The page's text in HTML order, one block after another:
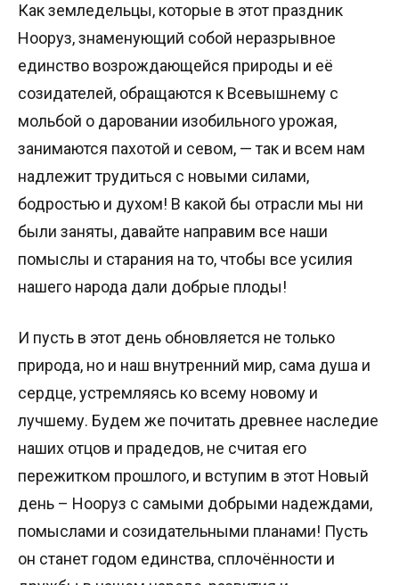
Как земледельцы, которые в этот праздник
Нооруз, знаменующий собой неразрывное
единство возрождающейся природы и её
созидателей, обращаются к Всевышнему с
мольбой о даровании изобильного урожая,
занимаются пахотой и севом, — так и всем нам
надлежит трудиться с новыми силами,
бодростью и духом! В какой бы отрасли мы ни
были заняты, давайте направим все наши
помыслы и старания на то, чтобы все усилия
нашего народа дали добрые плоды!
И пусть в этот день обновляется не только
природа, но и наш внутренний мир, сама душа и
сердце, устремляясь ко всему новому и
лучшему. Будем же почитать древнее наследие
наших отцов и прадедов, не считая его
пережитком прошлого, и вступим в этот Новый
день – Нооруз с самыми добрыми надеждами,
помыслами и созидательными планами! Пусть
он станет годом единства, сплочённости и